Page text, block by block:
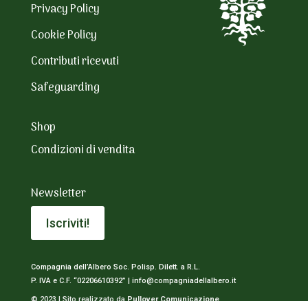
Privacy Policy
Cookie Policy
Contributi ricevuti
Safeguarding
Shop
Condizioni di vendita
Newsletter
Iscriviti!
Compagnia dell’Albero Soc. Polisp. Dilett. a R.L.
P. IVA e C.F. “02206610392” | info@compagniadellalbero.it